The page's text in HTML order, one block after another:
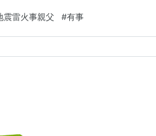
思いますが...。 ホルムズ海峡が封鎖さ
震雷火事親父 #有事